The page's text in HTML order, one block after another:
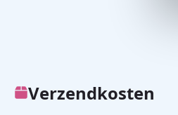
Verzendkosten